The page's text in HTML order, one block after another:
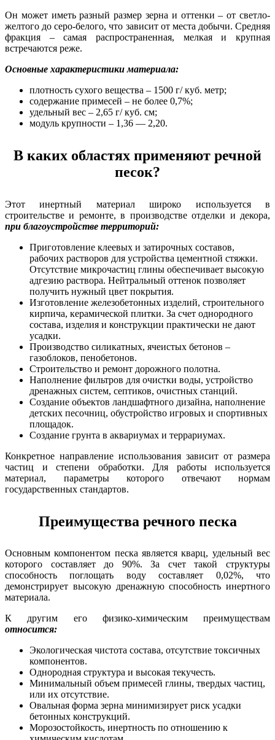
Он может иметь разный размер зерна и оттенки – от светло-
желтого до серо-белого, что зависит от места добычи. Средняя
фракция – самая распространенная, мелкая и крупная
встречаются реже.
Основные характеристики материала:
плотность сухого вещества – 1500 г/ куб. метр;
содержание примесей – не более 0,7%;
удельный вес – 2,65 г/ куб. см;
модуль крупности – 1,36 — 2,20.
В каких областях применяют речной
песок?
Этот инертный материал широко используется в
строительстве и ремонте, в производстве отделки и декора,
при благоустройстве территорий:
Приготовление клеевых и затирочных составов,
рабочих растворов для устройства цементной стяжки.
Отсутствие микрочастиц глины обеспечивает высокую
адгезию раствора. Нейтральный оттенок позволяет
получить нужный цвет покрытия.
Изготовление железобетонных изделий, строительного
кирпича, керамической плитки. За счет однородного
состава, изделия и конструкции практически не дают
усадки.
Производство силикатных, ячеистых бетонов –
газоблоков, пенобетонов.
Строительство и ремонт дорожного полотна.
Наполнение фильтров для очистки воды, устройство
дренажных систем, септиков, очистных станций.
Создание объектов ландшафтного дизайна, наполнение
детских песочниц, обустройство игровых и спортивных
площадок.
Создание грунта в аквариумах и террариумах.
Конкретное направление использования зависит от размера
частиц и степени обработки. Для работы используется
материал, параметры которого отвечают нормам
государственных стандартов.
Преимущества речного песка
Основным компонентом песка является кварц, удельный вес
которого составляет до 90%. За счет такой структуры
способность поглощать воду составляет 0,02%, что
демонстрирует высокую дренажную способность инертного
материала.
К другим его физико-химическим преимуществам
относится:
Экологическая чистота состава, отсутствие токсичных
компонентов.
Однородная структура и высокая текучесть.
Минимальный объем примесей глины, твердых частиц,
или их отсутствие.
Овальная форма зерна минимизирует риск усадки
бетонных конструкций.
Морозостойкость, инертность по отношению к